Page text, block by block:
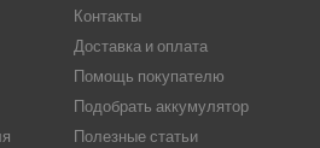
Контакты
Доставка и оплата
Помощь покупателю
Подобрать аккумулятор
Полезные статьи